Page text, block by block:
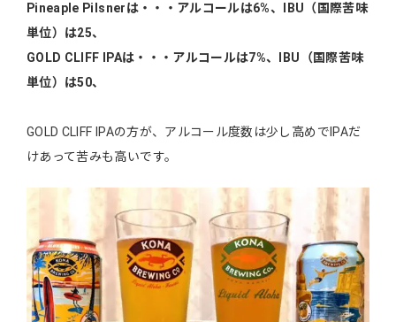
Pineaple Pilsnerは・・・アルコールは6%、IBU（国際苦味
単位）は25、
GOLD CLIFF IPAは・・・アルコールは7%、IBU（国際苦味
単位）は50、
GOLD CLIFF IPAの方が、アルコール度数は少し高めでIPAだ
けあって苦みも高いです。